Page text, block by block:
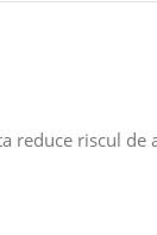
reduce riscul de